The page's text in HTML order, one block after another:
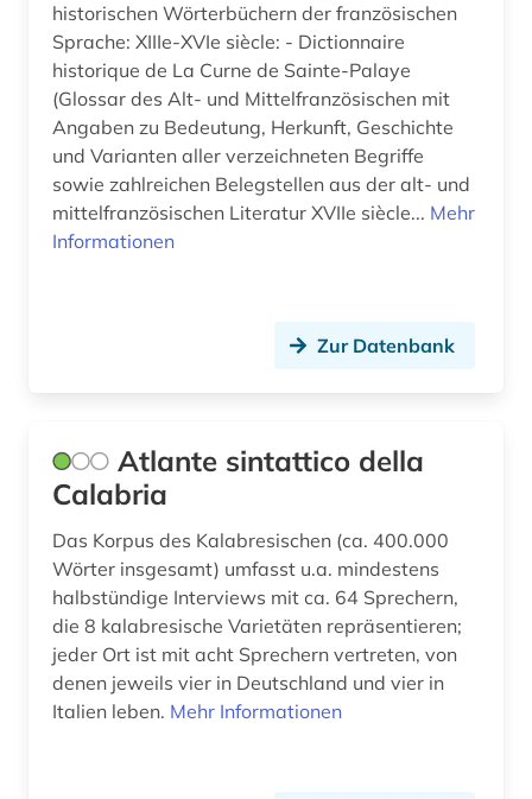
italiensch (1)
japanisch (3)
jean (1)
jiddisch (1)
judenspanisch (1)
kaiser (1)
kanada (2)
kanon (1)
karibik (5)
karibik-literatur (1)
historischen Wörterbüchern der französischen
Sprache: XIIIe-XVIe siècle: - Dictionnaire
historique de La Curne de Sainte-Palaye
(Glossar des Alt- und Mittelfranzösischen mit
Angaben zu Bedeutung, Herkunft, Geschichte
und Varianten aller verzeichneten Begriffe
sowie zahlreichen Belegstellen aus der alt- und
mittelfranzösischen Literatur XVIIe siècle... Mehr
Informationen
Zur Datenbank
Atlante sintattico della
Calabria
Das Korpus des Kalabresischen (ca. 400.000
Wörter insgesamt) umfasst u.a. mindestens
halbstündige Interviews mit ca. 64 Sprechern,
die 8 kalabresische Varietäten repräsentieren;
jeder Ort ist mit acht Sprechern vertreten, von
denen jeweils vier in Deutschland und vier in
Italien leben. Mehr Informationen